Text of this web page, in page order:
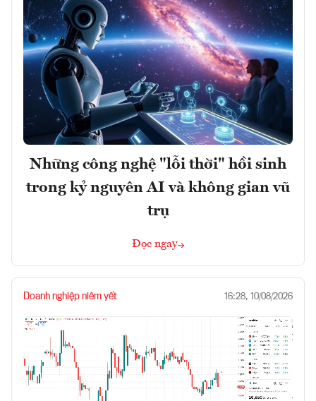
Những công nghệ "lỗi thời" hồi sinh
trong kỷ nguyên AI và không gian vũ
trụ
Đọc ngay
Doanh nghiệp niêm yết 16:28, 10/08/2026